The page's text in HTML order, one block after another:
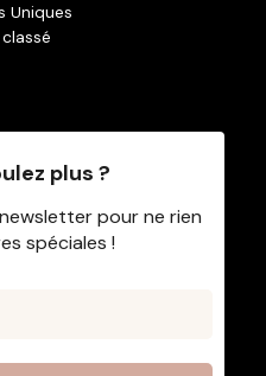
Uniques
plus ?
pour ne rien
spéciales !